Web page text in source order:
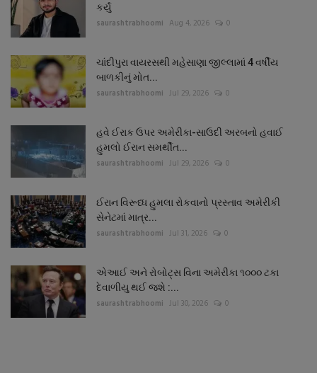
કર્યું
saurashtrabhoomi Aug 4, 2026 0
ચાંદીપુરા વાયરસથી મહેસાણા જીલ્લામાં 4 વર્ષીય
બાળકીનું મોત...
saurashtrabhoomi Jul 29, 2026 0
હવે ઈરાક ઉપર અમેરીકા-સાઉદી અરબનો હવાઈ
હુમલો ઈરાન સમર્થીત...
saurashtrabhoomi Jul 29, 2026 0
ઈરાન વિરૂધ્ધ હુમલા રોકવાનો પ્રસ્તાવ અમેરીકી
સેનેટમાં માત્ર...
saurashtrabhoomi Jul 31, 2026 0
એઆઈ અને રોબોટ્સ વિના અમેરીકા ૧૦૦૦ ટકા
દેવાળીયુ થઈ જશે :...
saurashtrabhoomi Jul 30, 2026 0